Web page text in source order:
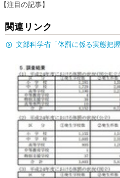
【注目の記事】
関連リンク
文部科学省「体罰に係る実態把